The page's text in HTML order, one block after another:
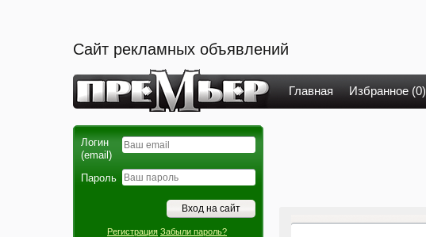
Сайт рекламных объявлений
Главная Избранное (0)
Логин
(email)
Пароль
Регистрация Забыли пароль?